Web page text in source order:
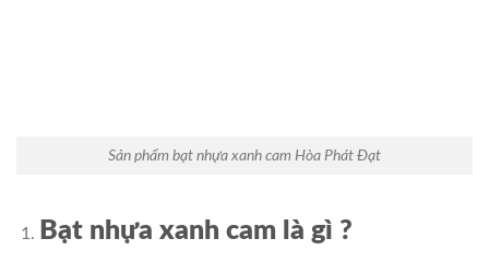
Sản phẩm bạt nhựa xanh cam Hòa Phát Đạt
Bạt nhựa xanh cam là gì ?